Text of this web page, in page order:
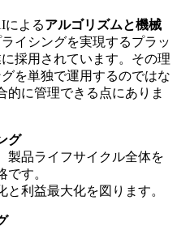
によるアルゴリズムと機械
イシングを実現するプラッ
採用されています。その理
を単独で運用するのではな
的に管理できる点にありま
グ
製品ライフサイクル全体を
す。
利益最大化を図ります。